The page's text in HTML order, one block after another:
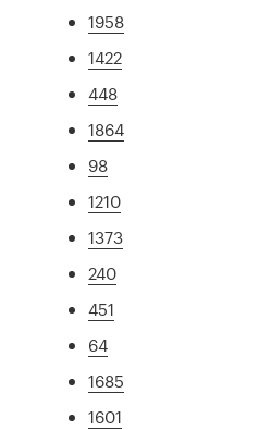
1958
1422
448
1864
98
1210
1373
240
451
64
1685
1601